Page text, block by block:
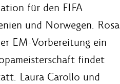
für den FIFA
und Norwegen. Rosa
EM-Vorbereitung ein
findet
Laura Carollo und